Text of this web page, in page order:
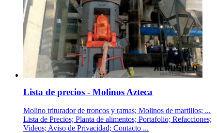
Lista de precios - Molinos Azteca
Molino triturador de troncos y ramas; Molinos de martillos; ...
Lista de Precios; Planta de alimentos; Portafolio; Refacciones;
Videos; Aviso de Privacidad; Contacto ...